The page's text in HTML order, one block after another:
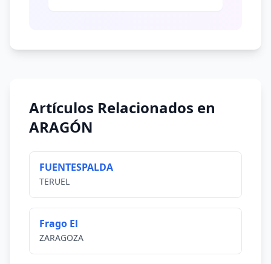
Artículos Relacionados en
ARAGÓN
FUENTESPALDA
TERUEL
Frago El
ZARAGOZA